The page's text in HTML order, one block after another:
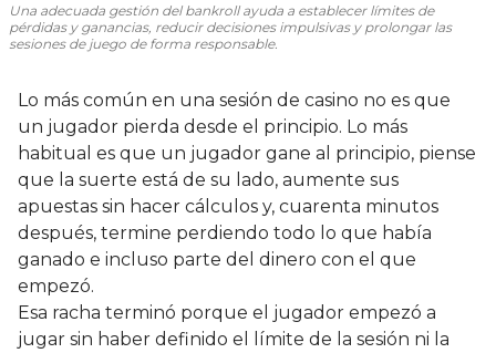
Una adecuada gestión del bankroll ayuda a establecer límites de
pérdidas y ganancias, reducir decisiones impulsivas y prolongar las
sesiones de juego de forma responsable.
Lo más común en una sesión de casino no es que
un jugador pierda desde el principio. Lo más
habitual es que un jugador gane al principio, piense
que la suerte está de su lado, aumente sus
apuestas sin hacer cálculos y, cuarenta minutos
después, termine perdiendo todo lo que había
ganado e incluso parte del dinero con el que
empezó.
Esa racha terminó porque el jugador empezó a
jugar sin haber definido el límite de la sesión ni la